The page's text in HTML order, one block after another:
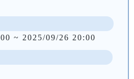
~ 2025/09/26 20:00